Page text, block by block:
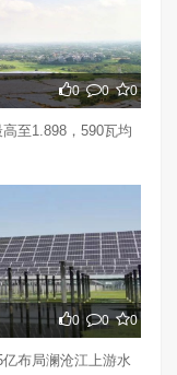
0 0 0
至1.898，590瓦均
0 0 0
布局澜沧江上游水